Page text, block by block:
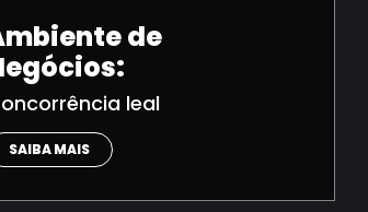
de
leal
SAIBA MAIS